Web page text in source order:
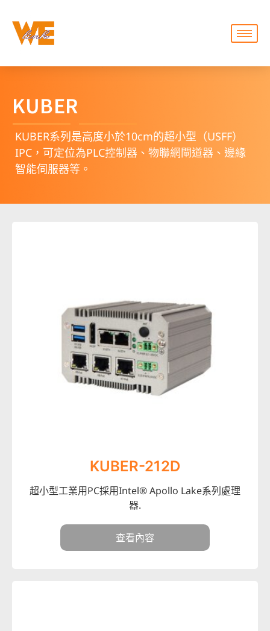
KUBER
KUBER系列是高度小於10cm的超小型（USFF）
IPC，可定位為PLC控制器、物聯網閘道器、邊緣
智能伺服器等。
KUBER-212D
超小型工業用PC採用Intel® Apollo Lake系列處理
器.
查看內容